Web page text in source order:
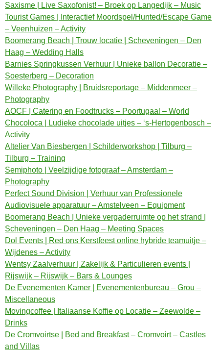
Saxisme | Live Saxofonist! – Broek op Langedijk – Music
Tourist Games | Interactief Moordspel/Hunted/Escape Game
– Veenhuizen – Activity
Boomerang Beach | Trouw locatie | Scheveningen – Den
Haag – Wedding Halls
Barnies Springkussen Verhuur | Unieke ballon Decoratie –
Soesterberg – Decoration
Willeke Photography | Bruidsreportage – Middenmeer –
Photography
AOCF | Catering en Foodtrucks – Poortugaal – World
Chocoloca | Ludieke chocolade uitjes – ‘s-Hertogenbosch –
Activity
Altelier Van Biesbergen | Schilderworkshop | Tilburg –
Tilburg – Training
Semiphoto | Veelzijdige fotograaf – Amsterdam –
Photography
Perfect Sound Division | Verhuur van Professionele
Audiovisuele apparatuur – Amstelveen – Equipment
Boomerang Beach | Unieke vergaderruimte op het strand |
Scheveningen – Den Haag – Meeting Spaces
Dol Events | Red ons Kerstfeest online hybride teamuitje –
Wijdenes – Activity
Wentsy Zaalverhuur | Zakelijk & Particulieren events |
Rijswijk – Rijswijk – Bars & Lounges
De Evenementen Kamer | Evenementenbureau – Grou –
Miscellaneous
Movingcoffee | Italiaanse Koffie op Locatie – Zeewolde –
Drinks
De Cromvoirtse | Bed and Breakfast – Cromvoirt – Castles
and Villas